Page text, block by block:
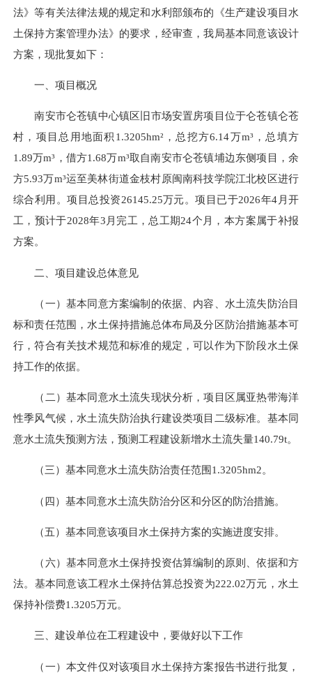
法》等有关法律法规的规定和水利部颁布的《生产建设项目水
土保持方案管理办法》的要求，经审查，我局基本同意该设计
方案，现批复如下：
一、项目概况
南安市仑苍镇中心镇区旧市场安置房项目位于仑苍镇仑苍
村，项目总用地面积1.3205hm²，总挖方6.14万m³，总填方
1.89万m³，借方1.68万m³取自南安市仑苍镇埔边东侧项目，余
方5.93万m³运至美林街道金枝村原闽南科技学院江北校区进行
综合利用。项目总投资26145.25万元。项目已于2026年4月开
工，预计于2028年3月完工，总工期24个月，本方案属于补报
方案。
二、项目建设总体意见
（一）基本同意方案编制的依据、内容、水土流失防治目
标和责任范围，水土保持措施总体布局及分区防治措施基本可
行，符合有关技术规范和标准的规定，可以作为下阶段水土保
持工作的依据。
（二）基本同意水土流失现状分析，项目区属亚热带海洋
性季风气候，水土流失防治执行建设类项目二级标准。基本同
意水土流失预测方法，预测工程建设新增水土流失量140.79t。
（三）基本同意水土流失防治责任范围1.3205hm2。
（四）基本同意水土流失防治分区和分区的防治措施。
（五）基本同意该项目水土保持方案的实施进度安排。
（六）基本同意水土保持投资估算编制的原则、依据和方
法。基本同意该工程水土保持估算总投资为222.02万元，水土
保持补偿费1.3205万元。
三、建设单位在工程建设中，要做好以下工作
（一）本文件仅对该项目水土保持方案报告书进行批复，